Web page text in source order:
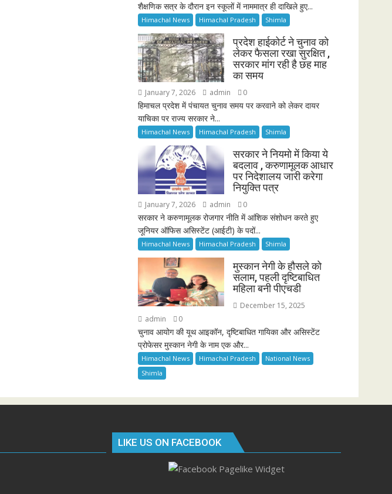
शैक्षणिक सत्र के दौरान इन स्कूलों में नाममात्र ही दाखिले हुए...
Himachal News Himachal Pradesh Shimla
प्रदेश हाईकोर्ट ने चुनाव को
लेकर फैसला रखा सुरक्षित ,
सरकार मांग रही है छह माह
का समय
January 7, 2026 admin 0
हिमाचल प्रदेश में पंचायत चुनाव समय पर करवाने को लेकर दायर
याचिका पर राज्य सरकार ने...
Himachal News Himachal Pradesh Shimla
सरकार ने नियमो में किया ये
बदलाव , करुणामूलक आधार
पर निदेशालय जारी करेगा
नियुक्ति पत्र
January 7, 2026 admin 0
सरकार ने करुणामूलक रोजगार नीति में आंशिक संशोधन करते हुए
जूनियर ऑफिस असिस्टेंट (आईटी) के पदों...
Himachal News Himachal Pradesh Shimla
मुस्कान नेगी के हौसले को
सलाम, पहली दृष्टिबाधित
महिला बनी पीएचडी
December 15, 2025
admin
0
चुनाव आयोग की यूथ आइकॉन, दृष्टिबाधित गायिका और असिस्टेंट
प्रोफेसर मुस्कान नेगी के नाम एक और...
Himachal News Himachal Pradesh
National News
Shimla
LIKE US ON FACEBOOK